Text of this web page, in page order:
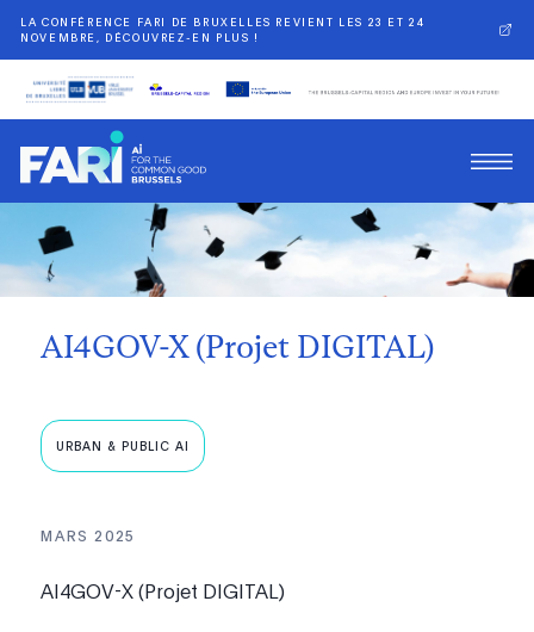
LA CONFÉRENCE FARI DE BRUXELLES REVIENT LES 23 ET 24
NOVEMBRE, DÉCOUVREZ-EN PLUS !
Retour
AI4GOV-X (Projet DIGITAL)
URBAN & PUBLIC AI
MARS 2025
AI4GOV-X (Projet DIGITAL)